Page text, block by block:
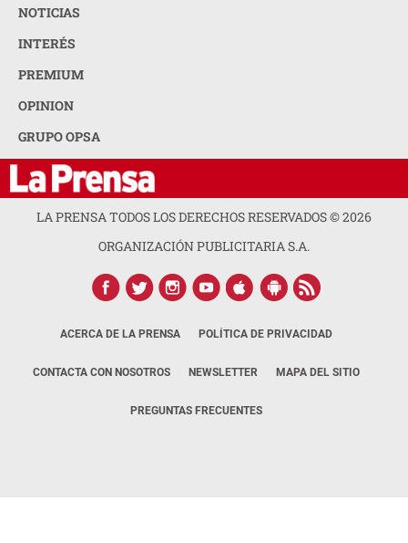
NOTICIAS
INTERÉS
PREMIUM
OPINION
GRUPO OPSA
LA PRENSA TODOS LOS DERECHOS RESERVADOS ©2026
ORGANIZACIÓN PUBLICITARIA S.A.
ACERCA DE LA PRENSA POLÍTICA DE PRIVACIDAD
CONTACTA CON NOSOTROS NEWSLETTER MAPA DEL SITIO
PREGUNTAS FRECUENTES